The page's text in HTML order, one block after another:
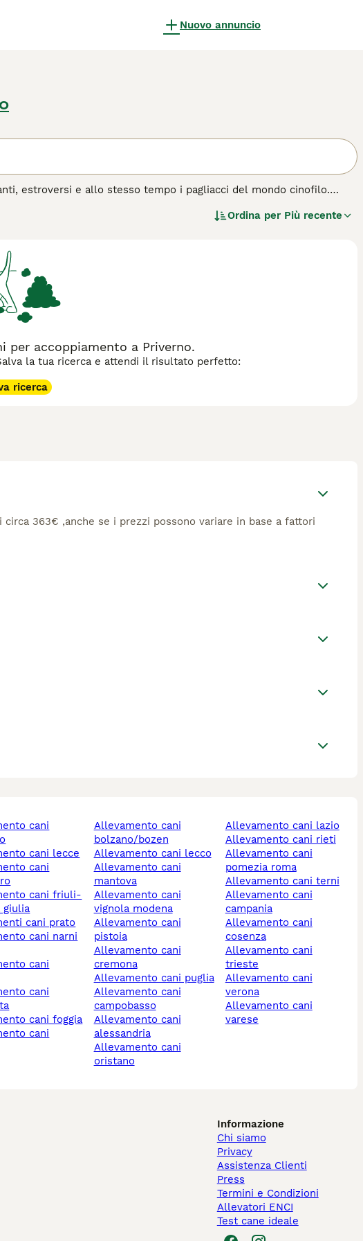
Nuovo annuncio
estroversi e allo stesso tempo i pagliacci del mondo cinofilo.
significa che sanno regalare un sacco di divertimento a chi gli sta
razza di cane.
Ordina per Più recente
per accoppiamento a Priverno.
la tua ricerca e attendi il risultato perfetto:
ricerca
363€ ,anche se i prezzi possono variare in base a fattori
cani lecce
giulia
cani prato
cani foggia
allevamento cani
bolzano/bozen
allevamento cani lecco
allevamento cani
mantova
allevamento cani
vignola modena
allevamento cani
pistoia
allevamento cani
cremona
allevamento cani puglia
allevamento cani
campobasso
allevamento cani
alessandria
allevamento cani
oristano
allevamento cani lazio
allevamento cani rieti
allevamento cani
pomezia roma
allevamento cani terni
allevamento cani
campania
allevamento cani
cosenza
allevamento cani
trieste
allevamento cani
verona
allevamento cani
varese
Informazione
Chi siamo
Privacy
Assistenza Clienti
Press
Termini e Condizioni
Allevatori ENCI
Test cane ideale